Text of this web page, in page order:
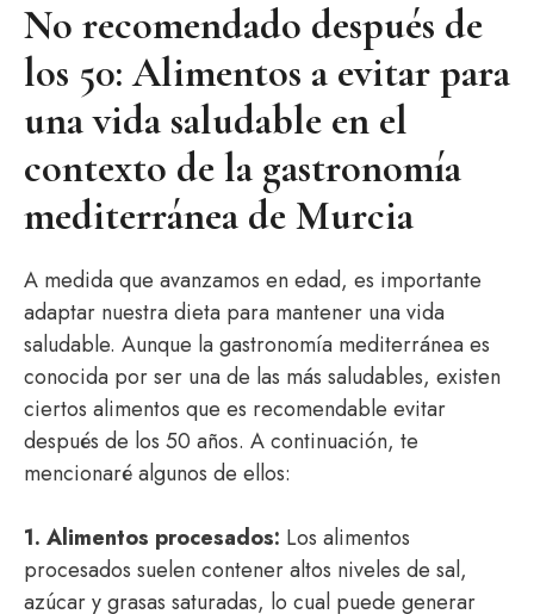
No recomendado después de
los 50: Alimentos a evitar para
una vida saludable en el
contexto de la gastronomía
mediterránea de Murcia
A medida que avanzamos en edad, es importante
adaptar nuestra dieta para mantener una vida
saludable. Aunque la gastronomía mediterránea es
conocida por ser una de las más saludables, existen
ciertos alimentos que es recomendable evitar
después de los 50 años. A continuación, te
mencionaré algunos de ellos:
1. Alimentos procesados: Los alimentos
procesados suelen contener altos niveles de sal,
azúcar y grasas saturadas, lo cual puede generar